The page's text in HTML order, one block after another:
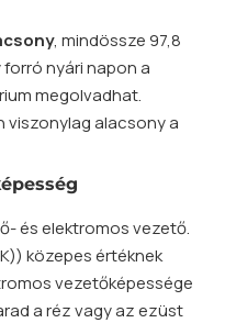
, mindössze 97,8
nyári napon a
megolvadhat.
viszonylag alacsony a
és elektromos vezető.
közepes értéknek
vezetőképessége
a réz vagy az ezüst